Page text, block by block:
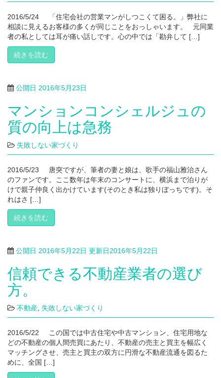
2016/5/24 「住宅会社の営業マンがしつこくて困る。」弊社に
相談に見えるお客様の多くが同じことをおっしゃいます。 元同業
者の私としては耳が痛い話しです。心の中では「勘弁して […]
続きを読む
公開日 2016年5月23日
マンションコンシェルジュの
質の向上は急務
失敗しない家づくり
2016/5/23 唐突ですが、筆者の妻と娘は、歌手の福山雅治さん
のファンです。ここ数年は年末のコンサートに、横浜まで泊りが
けで親子仲良く出かけています(そのとき私は独りぼっちです)。そ
れはさ […]
続きを読む
公開日 2016年5月22日 更新日2016年5月22日
信頼できる不動産業者の選び
方。
不動産 失敗しない家づくり
2016/5/22 この国では中古住宅や中古マンション、住宅用地な
どの不動産の個人間売買にあたり、不動産の売主と買主を幅広く
マッチングさせ、売主と買主の双方に円滑な不動産流通を図るた
めに、全国 […]